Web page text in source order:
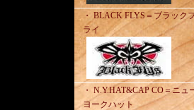
・ BLACK FLYS＝ブラック
ライ
・ N.Y.HAT&CAP CO＝ニュ
ヨークハット